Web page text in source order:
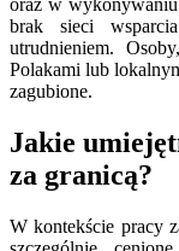
oraz w
brak sieci
utrudnieniem.
Polakami lub
zagubione.
Jakie
za granicą?
W kontekście pracy